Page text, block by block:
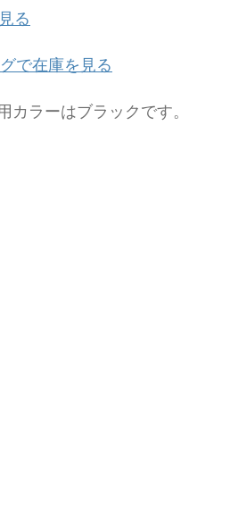
る
で在庫を見る
カラーはブラックです。